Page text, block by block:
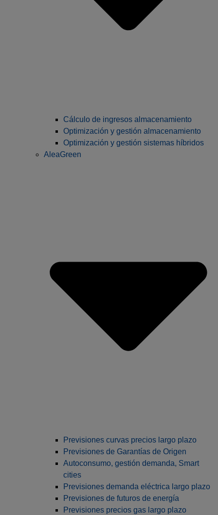
Cálculo de ingresos almacenamiento
Optimización y gestión almacenamiento
Optimización y gestión sistemas híbridos
AleaGreen
Previsiones curvas precios largo plazo
Previsiones de Garantías de Origen
Autoconsumo, gestión demanda, Smart
cities
Previsiones demanda eléctrica largo plazo
Previsiones de futuros de energía
Previsiones precios gas largo plazo